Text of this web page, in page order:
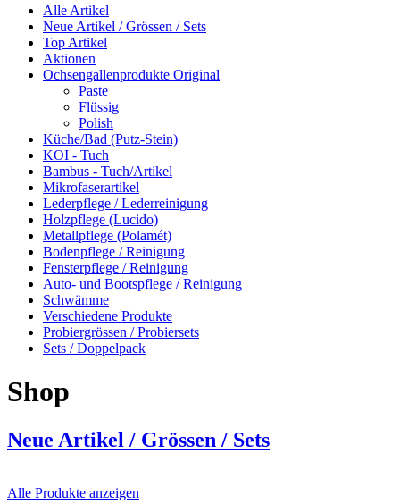
Alle Artikel
Neue Artikel / Grössen / Sets
Top Artikel
Aktionen
Ochsengallenprodukte Original
Paste
Flüssig
Polish
Küche/Bad (Putz-Stein)
KOI - Tuch
Bambus - Tuch/Artikel
Mikrofaserartikel
Lederpflege / Lederreinigung
Holzpflege (Lucido)
Metallpflege (Polamét)
Bodenpflege / Reinigung
Fensterpflege / Reinigung
Auto- und Bootspflege / Reinigung
Schwämme
Verschiedene Produkte
Probiergrössen / Probiersets
Sets / Doppelpack
Shop
Neue Artikel / Grössen / Sets
Alle Produkte anzeigen